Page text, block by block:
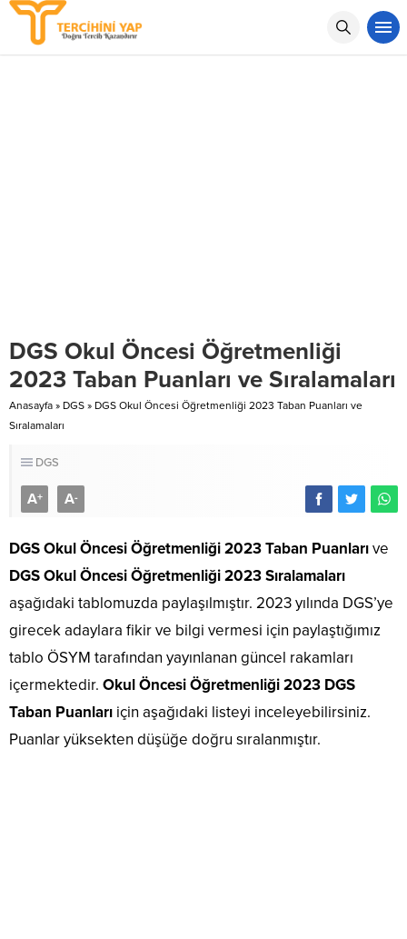
DGS Okul Öncesi Öğretmenliği
2023 Taban Puanları ve Sıralamaları
Anasayfa » DGS » DGS Okul Öncesi Öğretmenliği 2023 Taban Puanları ve
Sıralamaları
DGS
A+ A-
DGS Okul Öncesi Öğretmenliği 2023 Taban Puanlarıve
DGS Okul Öncesi Öğretmenliği 2023 Sıralamaları
aşağıdaki tablomuzda paylaşılmıştır. 2023 yılında DGS’ye
girecek adaylara fikir ve bilgi vermesi için paylaştığımız
tablo ÖSYM tarafından yayınlanan güncel rakamları
içermektedir. Okul Öncesi Öğretmenliği 2023 DGS
Taban Puanları için aşağıdaki listeyi inceleyebilirsiniz.
Puanlar yüksekten düşüğe doğru sıralanmıştır.